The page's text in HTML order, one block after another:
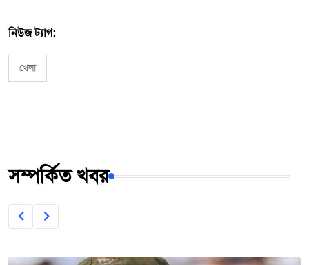
নিউজ ট্যাগ:
খেলা
সম্পর্কিত খবর